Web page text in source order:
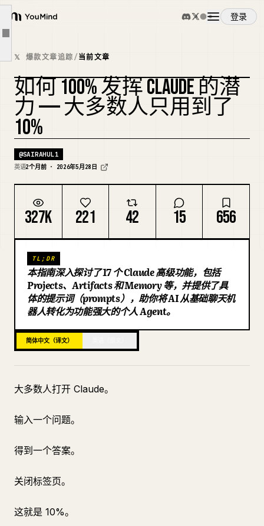
YouMind
登录
概览
使用案例
技能
提示词
下载
博客
文章大纲
7. 练习一次艰难的对话
10. Claude Cowork —— 住在你桌面上的那个 Claude
11. 定时任务 —— 在你睡觉时工作的那个 Claude
16. 提示缓存 —— API 调用成本降低 90%
𝕏 爆款文章追踪/当前文章
复刻封面
如何 100% 发挥 CLAUDE 的潜
力 —— 大多数人只用到了
10%
@SAIRAHUL1
英语2个月前 · 2026年5月28日
327K 221 42 15 656
TL;DR
本指南深入探讨了 17 个 Claude 高级功能，包括
Projects、Artifacts 和 Memory 等，并提供了具
体的提示词（prompts），助你将 AI 从基础聊天机
器人转化为功能强大的个人 Agent。
简体中文（译文）
大多数人打开 Claude。
输入一个问题。
得到一个答案。
关闭标签页。
这就是 10%。